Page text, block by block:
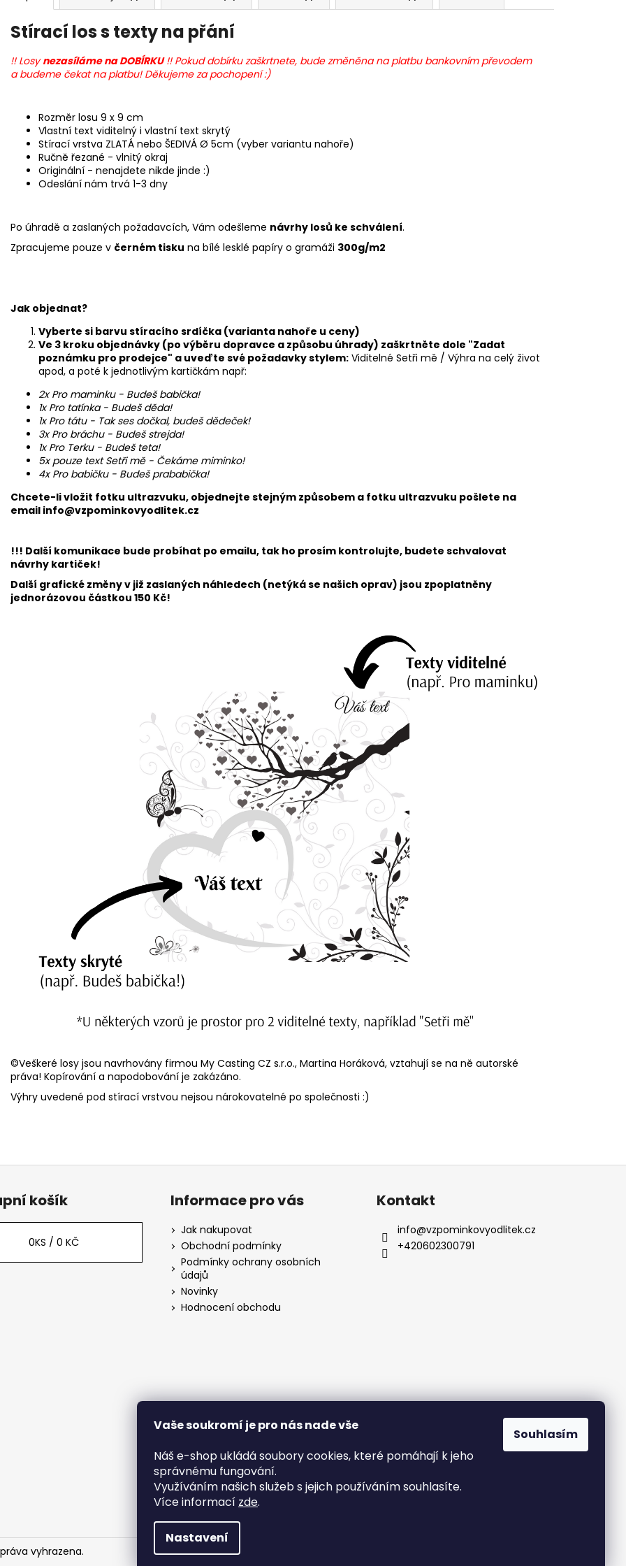
Vaše soukromí je pro nás nade vše
Náš e-shop ukládá soubory cookies, které pomáhají k jeho
správnému fungování.
Využíváním našich služeb s jejich používáním souhlasíte.
Více informací zde.
Nastavení
Souhlasím
Stírací los s texty na přání
!! Losynezasíláme na DOBÍRKU!! Pokud dobírku zaškrtnete, bude změněna na platbu bankovním převodem
a budeme čekat na platbu! Děkujeme za pochopení :)
Rozměr losu 9 x 9 cm
Vlastní text viditelný i vlastní text skrytý
Stírací vrstva ZLATÁ nebo ŠEDIVÁ Ø 5cm (vyber variantu nahoře)
Ručně řezané - vlnitý okraj
Originální - nenajdete nikde jinde :)
Odeslání nám trvá 1-3 dny
Po úhradě a zaslaných požadavcích, Vám odešleme návrhy losů ke schválení.
Zpracujeme pouze v černém tisku na bílé lesklé papíry o gramáži 300g/m2
Jak objednat?
Vyberte si barvu stíracího srdíčka (varianta nahoře u ceny)
Ve 3 kroku objednávky (po výběru dopravce a způsobu úhrady) zaškrtněte dole "Zadat
poznámku pro prodejce" a uveďte své požadavky stylem: Viditelné Setři mě / Výhra na celý život
apod, a poté k jednotlivým kartičkám např:
2x Pro maminku - Budeš babička!
1x Pro tatínka - Budeš děda!
1x Pro tátu - Tak ses dočkal, budeš dědeček!
3x Pro bráchu - Budeš strejda!
1x Pro Terku - Budeš teta!
5x pouze text Setři mě - Čekáme miminko!
4x Pro babičku - Budeš prababička!
Chcete-li vložit fotku ultrazvuku, objednejte stejným způsobem a fotku ultrazvuku pošlete na
email info@vzpominkovyodlitek.cz
!!! Další komunikace bude probíhat po emailu, tak ho prosím kontrolujte, budete schvalovat
návrhy kartiček!
Další grafické změny v již zaslaných náhledech (netýká se našich oprav) jsou zpoplatněny
jednorázovou částkou 150 Kč!
©Veškeré losy jsou navrhovány firmou My Casting CZ s.r.o., Martina Horáková, vztahují se na ně autorské
práva! Kopírování a napodobování je zakázáno.
Výhry uvedené pod stírací vrstvou nejsou nárokovatelné po společnosti :)
košík
0KS / 0 KČ
Informace pro vás
Jak nakupovat
Obchodní podmínky
Podmínky ochrany osobních
údajů
Novinky
Hodnocení obchodu
Kontakt
info@vzpominkovyodlitek.cz
+420602300791
vyhrazena.